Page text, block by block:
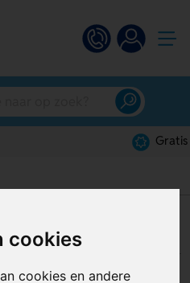
cookies
cookies en andere